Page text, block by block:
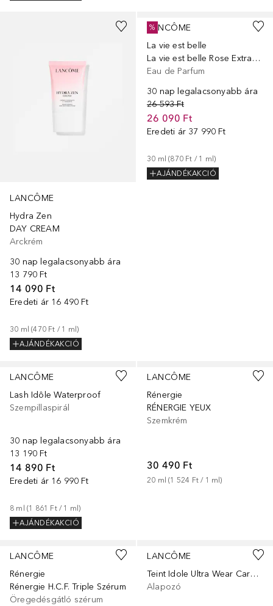
LANCÔME
Hydra Zen
DAY CREAM
Arckrém
30 nap legalacsonyabb ára
13 790 Ft
14 090 Ft
Eredeti ár 16 490 Ft
30 ml (470 Ft / 1 ml)
AJÁNDÉKAKCIÓ
LANCÔME
La vie est belle
La vie est belle Rose Extraordinaire
Eau de Parfum
30 nap legalacsonyabb ára
26 593 Ft
26 090 Ft
Eredeti ár 37 990 Ft
30 ml (870 Ft / 1 ml)
AJÁNDÉKAKCIÓ
%
LANCÔME
Lash Idôle Waterproof
Szempillaspirál
30 nap legalacsonyabb ára
13 190 Ft
14 890 Ft
Eredeti ár 16 990 Ft
8 ml (1 861 Ft / 1 ml)
AJÁNDÉKAKCIÓ
LANCÔME
Rénergie
RÉNERGIE YEUX
Szemkrém
30 490 Ft
20 ml (1 524 Ft / 1 ml)
LANCÔME
Rénergie
Rénergie H.C.F. Triple Szérum
Öregedésgátló szérum
LANCÔME
Teint Idole Ultra Wear Care & Glow
Alapozó